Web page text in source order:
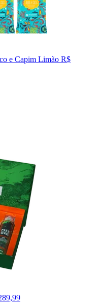
e Capim Limão R$